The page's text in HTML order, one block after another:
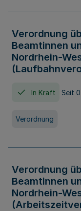
Verordnung
Beamtinnen
Nordrhein-
In Kraft Seit
Verordnung
Verordnung
Beamtinnen
Nordrhein-